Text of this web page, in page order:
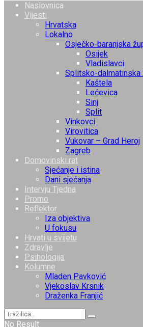
Naslovnica
Vijesti
Hrvatska
Lokalno
Osječko-baranjska
Osijek
Vladislavci
Splitsko-dalmatinska
Kaštela
Lećevica
Sinj
Split
Vinkovci
Virovitica
Vukovar – Grad Heroj
Zagreb
Domovinski rat
Sjećanje i istina
Dani sjećanja
Intervju Tjedna
Promo
Reflektor
Iza objektiva
U fokusu
Hrvati u svijetu
Zdravlje
Psihologija
Kolumne
Mladen Pavković
Vjekoslav Krsnik
Draženka Franjić
No Result